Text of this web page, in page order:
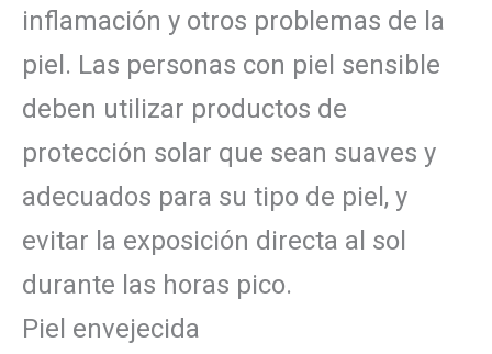
inflamación y otros problemas de la
piel. Las personas con piel sensible
deben utilizar productos de
protección solar que sean suaves y
adecuados para su tipo de piel, y
evitar la exposición directa al sol
durante las horas pico.
Piel envejecida